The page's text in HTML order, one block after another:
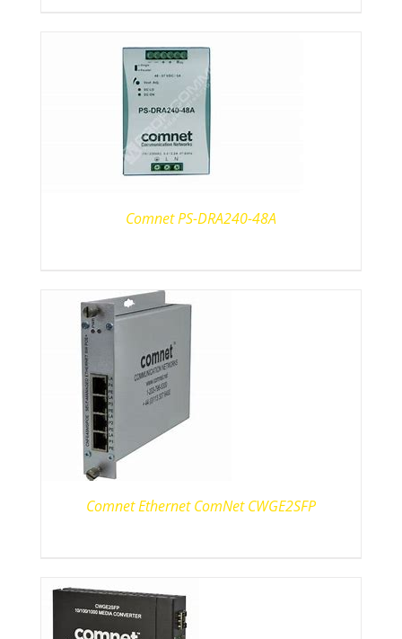
Comnet PS-DRA240-48A
Comnet Ethernet ComNet CWGE2SFP